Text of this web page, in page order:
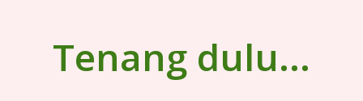
Tenang dulu...